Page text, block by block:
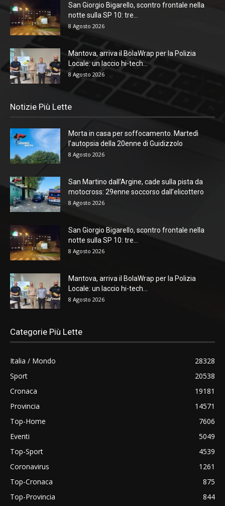
San Giorgio Bigarello, scontro frontale nella
notte sulla SP 10: tre...
8 Agosto 2026
Mantova, arriva il BolaWrap per la Polizia
Locale: un laccio hi-tech...
8 Agosto 2026
Notizie Più Lette
Morta in casa per soffocamento. Martedì
l’autopsia della 20enne di Guidizzolo
8 Agosto 2026
San Martino dall’Argine, cade sulla pista da
motocross: 29enne soccorso dall’elicottero
8 Agosto 2026
San Giorgio Bigarello, scontro frontale nella
notte sulla SP 10: tre...
8 Agosto 2026
Mantova, arriva il BolaWrap per la Polizia
Locale: un laccio hi-tech...
8 Agosto 2026
Categorie Più Lette
Italia / Mondo
28328
Sport
20538
Cronaca
19181
Provincia
14571
Top-Home
7606
Eventi
5049
Top-Sport
4539
Coronavirus
1261
Top-Cronaca
875
Top-Provincia
844